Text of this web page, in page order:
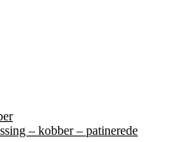
– kobber – patinerede